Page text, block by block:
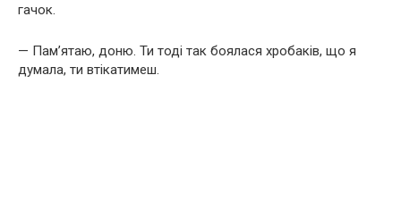
гачок.
— Пам’ятаю, доню. Ти тоді так боялася хробаків, що я
думала, ти втікатимеш.